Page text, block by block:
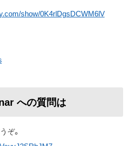
show/0K4rlDgsDCWM6lV
への質問は
ぞ。